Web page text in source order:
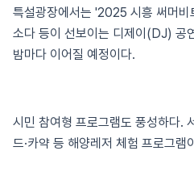
특설광장에서는 '2025 시흥 써머비
소다 등이 선보이는 디제이(DJ) 공
밤마다 이어질 예정이다.
시민 참여형 프로그램도 풍성하다.
드·카약 등 해양레저 체험 프로그램